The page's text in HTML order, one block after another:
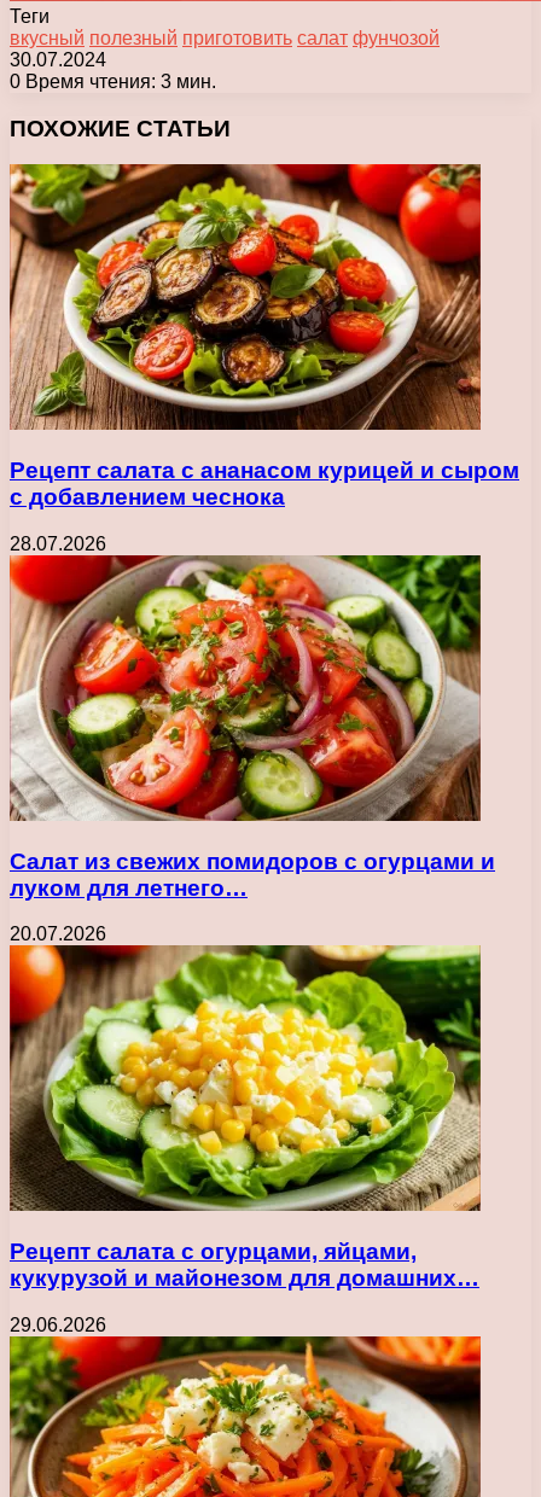
Теги
вкусный полезный приготовить салат фунчозой
30.07.2024
0 Время чтения: 3 мин.
ПОХОЖИЕ СТАТЬИ
Рецепт салата с ананасом курицей и сыром
с добавлением чеснока
28.07.2026
Салат из свежих помидоров с огурцами и
луком для летнего…
20.07.2026
Рецепт салата с огурцами, яйцами,
кукурузой и майонезом для домашних…
29.06.2026